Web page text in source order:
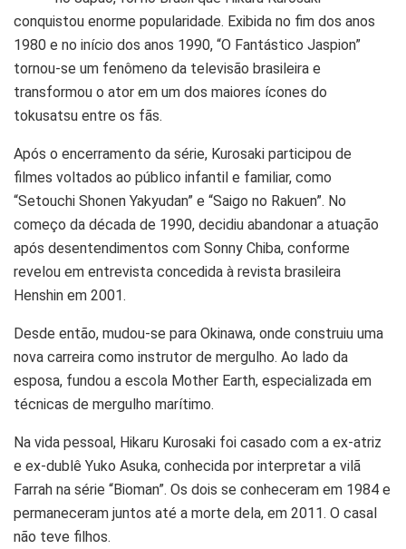
conquistou enorme popularidade. Exibida no fim dos anos
1980 e no início dos anos 1990, “O Fantástico Jaspion”
tornou-se um fenômeno da televisão brasileira e
transformou o ator em um dos maiores ícones do
tokusatsu entre os fãs.
Após o encerramento da série, Kurosaki participou de
filmes voltados ao público infantil e familiar, como
“Setouchi Shonen Yakyudan” e “Saigo no Rakuen”. No
começo da década de 1990, decidiu abandonar a atuação
após desentendimentos com Sonny Chiba, conforme
revelou em entrevista concedida à revista brasileira
Henshin em 2001.
Desde então, mudou-se para Okinawa, onde construiu uma
nova carreira como instrutor de mergulho. Ao lado da
esposa, fundou a escola Mother Earth, especializada em
técnicas de mergulho marítimo.
Na vida pessoal, Hikaru Kurosaki foi casado com a ex-atriz
e ex-dublê Yuko Asuka, conhecida por interpretar a vilã
Farrah na série “Bioman”. Os dois se conheceram em 1984 e
permaneceram juntos até a morte dela, em 2011. O casal
não teve filhos.